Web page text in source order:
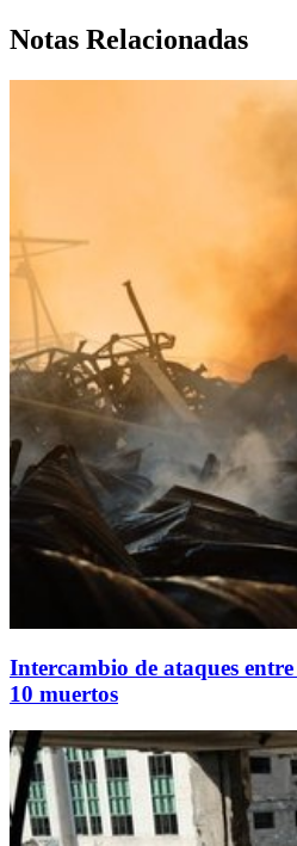
Notas Relacionadas
Intercambio de ataques
10 muertos